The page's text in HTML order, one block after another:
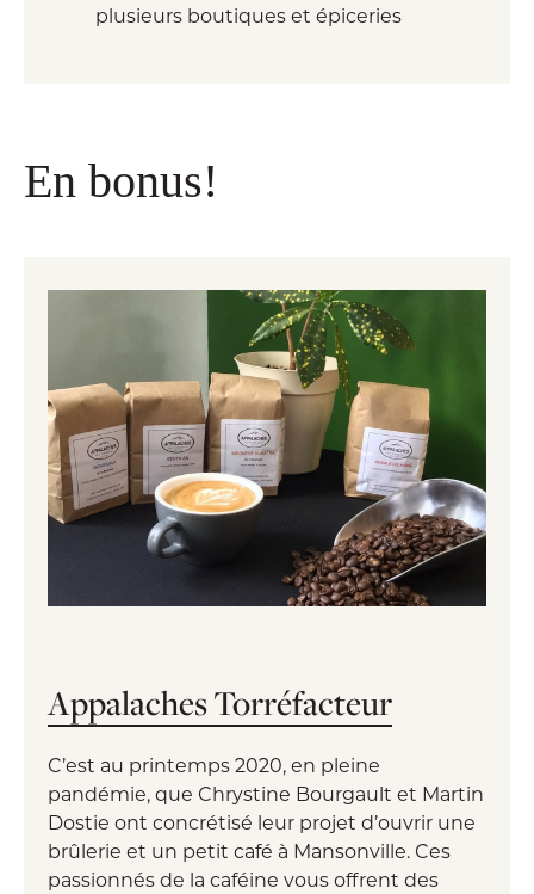
plusieurs boutiques et épiceries
En bonus!
Appalaches Torréfacteur
C’est au printemps 2020, en pleine
pandémie, que Chrystine Bourgault et Martin
Dostie ont concrétisé leur projet d’ouvrir une
brûlerie et un petit café à Mansonville. Ces
passionnés de la caféine vous offrent des